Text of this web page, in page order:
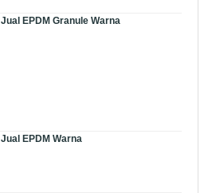
Jual EPDM Granule Warna
Jual EPDM Warna